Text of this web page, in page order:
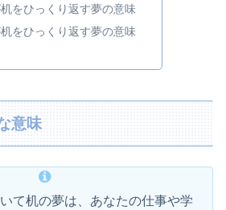
をひっくり返す夢の意味
をひっくり返す夢の意味
意味
て机の夢は、あなたの仕事や学